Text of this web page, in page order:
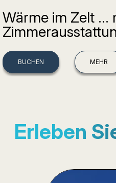
Wärme im Zelt …
BUCHEN MEHR
Erleben